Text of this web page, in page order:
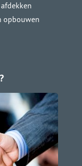
opbouwen